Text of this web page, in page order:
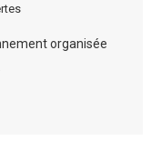
organisée